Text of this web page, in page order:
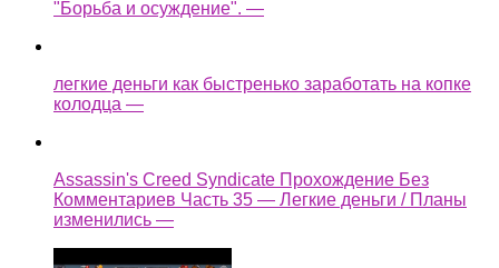
"Борьба и осуждение". —
легкие деньги как быстренько заработать на копке
колодца —
Assassin's Creed Syndicate Прохождение Без
Комментариев Часть 35 — Легкие деньги / Планы
изменились —